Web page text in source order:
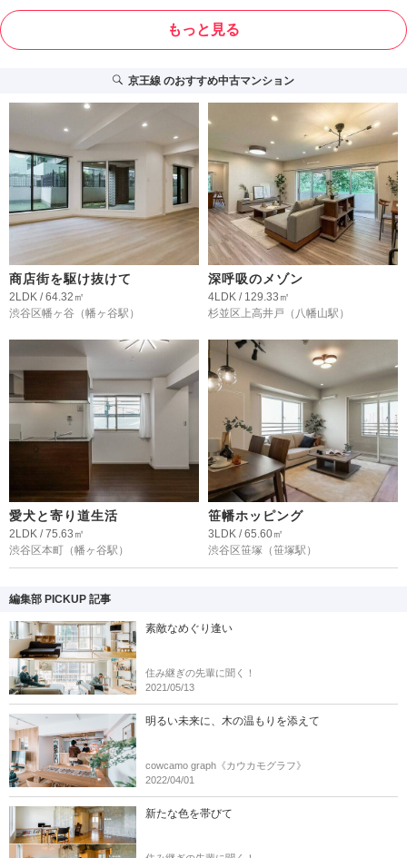
もっと見る
京王線のおすすめ中古マンション
商店街を駆け抜けて
2LDK / 64.32㎡
渋谷区幡ヶ谷 （幡ヶ谷駅）
深呼吸のメゾン
4LDK / 129.33㎡
杉並区上高井戸 （八幡山駅）
愛犬と寄り道生活
2LDK / 75.63㎡
渋谷区本町 （幡ヶ谷駅）
笹幡ホッピング
3LDK / 65.60㎡
渋谷区笹塚 （笹塚駅）
編集部 PICKUP 記事
素敵なめぐり逢い
住み継ぎの先輩に聞く！
2021/05/13
明るい未来に、木の温もりを添えて
cowcamo graph《カウカモグラフ》
2022/04/01
新たな色を帯びて